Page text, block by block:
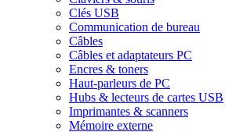
Clés USB
Communication de bureau
Câbles
Câbles et adaptateurs PC
Encres & toners
Haut-parleurs de PC
Hubs & lecteurs de cartes USB
Imprimantes & scanners
Mémoire externe